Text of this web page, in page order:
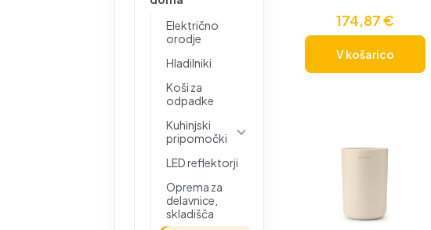
Električno
orodje
Hladilniki
Koši za
odpadke
Kuhinjski
pripomočki
LED reflektorji
Oprema za
delavnice,
skladišča
174,87€
V košarico